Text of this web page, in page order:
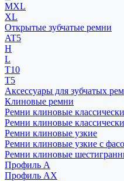
MXL
XL
Открытые зубчатые ремни
AT5
H
L
T10
T5
Аксессуары для зубчатых
Клиновые ремни
Ремни клиновые
Ремни клиновые
Ремни клиновые узкие
Ремни клиновые узкие с
Ремни клиновые
Профиль A
Профиль AX